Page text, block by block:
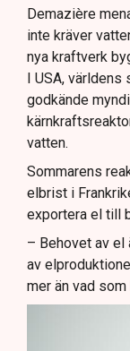
Demazière
inte kräver
nya kraftverk
I USA, världens
godkände
vatten.
Sommarens
elbrist i
exportera el till
– Behovet av el
av
mer än vad